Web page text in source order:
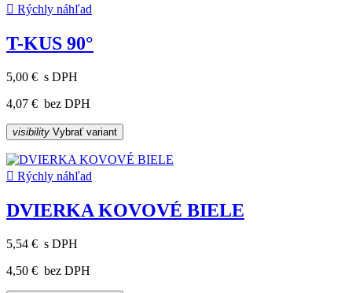
 Rýchly náhľad
T-KUS 90°
5,00 € s DPH
4,07 € bez DPH
visibility Vybrať variant
 Rýchly náhľad
DVIERKA KOVOVÉ BIELE
5,54 € s DPH
4,50 € bez DPH